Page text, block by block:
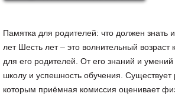
Памятка для родителей: что должен знать и уметь ребенок в 6 лет Шесть лет – это волнительный возраст как для ребёнка, так и для его родителей. От его знаний и умений зависит зачисление в школу и успешность обучения. Существует ряд норм развития, по которым приёмная комиссия оценивает физическое, психическое и эмоциональное развитие дошкольника Особенности малышей в шесть лет Шесть лет – это старший дошкольный возраст. Безусловно, к этому времени уже просматривается личность ребёнка, его психотип и предрасположенность к определённому роду занятий. Однако, при анализе уровня развития стоит ориентироваться на усреднённую планку навыков. Малыш должен уметь: находить различия между двумя предметами; беспрерывно заниматься чем- то( упражнением, игрой) дольше 15 минут; подражать – в этот список входит мимика, жестикуляция и даже копирование рисунков; запоминать до 10 предметов( к примеру, что лежит в ящике стола) ; вести диалог — осмысленно отвечать на вопросы и задавать их; запоминать короткие отрывки прозы и стихи длинной не более четырёх предложений; узнавать песню или рассказ по отрывку; находить «лишний предмет» из предложенного списка и обосновывать свой выбор; складывать мозаику, конструктор или лепить фигурку по образцу; рисовать – на рисунках ребёнка чётко распознаются, животные объекты и т. д; заполнять рисунок цветом – раскрашиванием, штриховкой; писать буквы и цифры или хотя бы часть из них; кататься на трёхколёсном велосипеде или самокате; самостоятельно совершать гигиенические процедуры, одеваться, обуваться, раздеваться и т. д; уметь аккуратно вырезать ножницами; ориентироваться в пространстве – понимать, где лево, где право, где верх, а где низ. Этот перечень умений свойственен как мальчикам, так и девочкам. Что должны уметь делать? Мальчик Мальчики чаще чем девочки страдают от гиперактивности и дефицита внимания, поэтому осваивают письмо и чтение чуть медленнее сверстниц. Очень важно, чтобы у маленького непоседы был ориентир, от которого он будет получать представления о правильном поведении. Шесть лет – это самое подходящее время, чтобы научить малыша убирать за собой, быть внимательным и усидчивым. Также мальчик уже начинает понимать свою гендерную принадлежность и начинает примерять на себя шаблоны, свойственные мужскому поведению: отвага, мужество, умение брать на себя ответственность, заступаться за более слабых. Девочка Разница в развитии девочки и мальчика составляет примерно один год. Девочкам больше нравятся ролевые и подражательные игры с выполнением чётко сформированных функций и задач. Игра в «дочки- матери», «школу», «кухню» способствует более ускоренному развитию коммуникационных способностей, усидчивости и аккуратности. В стремлении быть похожей на маму или сестру девочка примеряет на себя женские роли, проявляет интерес к кухонному мастерству, уборке и нарядам. Справка! Нет ничего страшного в том, что девочка любит более «мальчишеские» занятия или мальчик предпочитает «девичьи игры». Дети в этом возрасте познают мир и интересуются всем, что их окружает. Что должны знать перед школой? Важно, чтобы шестилетний дошкольник владел следующими знаниями: - знал своё ФИО; - знал имена и фамилии родителей; - умел рассказать о том, кем работают родители; - п омнил наизусть свой домашний адрес и телефон; - ориентировался во времени суток; - помнил последовательность времён года; - помнить сколько часов в дне, дней в неделе, недель в месяце, месяцев в году; - знал названия дней недели и месяцев в году; - знал основные цвета; - знал основные пространственные понятия: сверху, снизу, справа, слева, между; - умел рассказать о себе. Физические показатели В период с 6 до 7 лет ребёнок активно растёт и в среднем за год он вытягивается на 10 см. Туловище становится больше в два раза, а руки и ноги в 2, 5- 3 раза, из- за чего тело иногда выглядит чересчур худым и угловатым. Активизируется эндокринная система, заканчивается формирование изгибов позвоночника и свода стопы. Важно! В 6 лет скелет ребёнка по большей степени состоит из хрящевой ткани, поэтому очень важно сформировать правильную осанку ещё до школы. Если он привыкнет сидеть, склонившись за столом – не избежать искривления позвоночника. Лёгкие активно развиваются, заканчивается структурное формирование лёгочных долек. Дыхание становится более глубоким и размеренным. Сердце шестилетнего ребёнка приближается по своим размерам к сердцу взрослого человека и выдерживает более серьёзные нагрузки. Пульс становится стабильнее. Активно развивается мускулатура – движения становятся более уверенными, скоординированными. Ребёнок с удовольствием прыгает( на двух ногах или поочерёдно на каждой) и довольно быстро бегает. Умеет находить баланс и равновесие. Дошкольник предпочитает интенсивные, но короткие физические нагрузки, так как довольно быстро утомляется. Самые большие метаморфозы переживает центральная нервная система. Ближе к 7 годам вес головного мозга увеличивается практически троекратно, его деятельность усложняется и становится более многозадачной. Если малыш ходит на носочках? Иногда повода для беспокойства нет – малыш понимает, что его ждёт новый этап в жизни, и старается соответствовать своему новому статусу выглядеть выше, а соответственно – старше. Или же срабатывает подражание, к примеру, если ребёнок увидел, как какой- то персонаж в мультфильме крадётся. Если же такое поведение имеет постоянный характер – стоит показать ребёнка невропатологу. Специалист определит причину такого поведения и установит, есть ли у малыша неврологические или физические патологии и при необходимости назначит лечение. Тест Чтобы результаты теста были достоверны, его необходимо проходить тогда, когда малыш пребывает в бодром расположении духа. Ставьте «+ » каждый раз, когда ребёнок справляется с заданием и «- » если нет. Поиск лишнего предмета по картинке. Воспроизведение слов по памяти. Назовите 10 простых слов и попросите малыша их повторить. Ставьте «+ », если названо более 4 слов. Прохождение лабиринта на картинке, без помощи ручки или карандаша. Завершение предложения по смыслу. К примеру: Детей учит( кто? ) По нёбу плывут( что? ) и т. д. ; Распознавание эмоций по картинкам с лицами. Наличие даже одного минуса говорит о необходимости усилить обучение. Упражнения, задания и игры Следующие домашние упразднения отлично развивают интеллект, усидчивость и готовят к школе. Раскраска. Распечатайте малышу картинку с геометрическими фигурами или его любимым персонажем и попросите раскрасить, не заступая за контуры. Не ставьте временных ограничений. Это научит его лучше контролировать мелкую моторику кистей рук и концентрироваться на монотонной работе. Пропись. Пропись – это занятный и простой способ научить ребёнка красиво и аккуратно писать. Возможно небольшое отклонение в сторону увеличения или уменьшения размера( не более чем в 1- 2 раза) . Поиск предмета. Предложите ребёнку бланк, на котором хаотично будут изображены предметы. Предложите